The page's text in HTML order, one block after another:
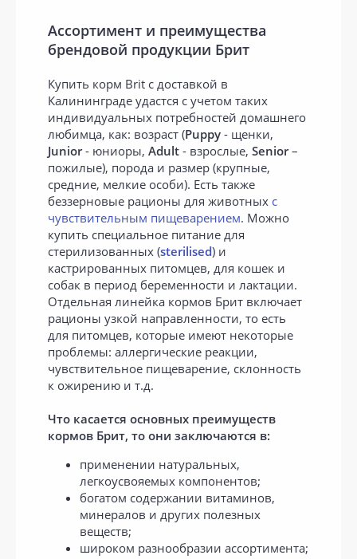
Ассортимент и преимущества
брендовой продукции Брит
Купить корм Brit с доставкой в
Калининграде удастся с учетом таких
индивидуальных потребностей домашнего
любимца, как: возраст (Puppy - щенки,
Junior- юниоры, Adult - взрослые, Senior–
пожилые), порода и размер (крупные,
средние, мелкие особи). Есть также
беззерновые рационы для животных с
чувствительным пищеварением. Можно
купить специальное питание для
стерилизованных (sterilised) и
кастрированных питомцев, для кошек и
собак в период беременности и лактации.
Отдельная линейка кормов Брит включает
рационы узкой направленности, то есть
для питомцев, которые имеют некоторые
проблемы: аллергические реакции,
чувствительное пищеварение, склонность
к ожирению и т.д.
Что касается основных преимуществ
кормов Брит, то они заключаются в:
применении натуральных,
легкоусвояемых компонентов;
богатом содержании витаминов,
минералов и других полезных
веществ;
широком разнообразии ассортимента;